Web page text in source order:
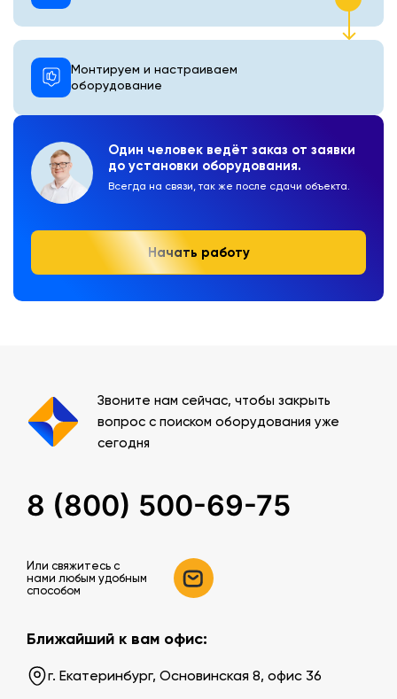
Один человек ведёт заказ от заявки
до установки оборудования.
Всегда на связи, так же после сдачи объекта.
Начать работу
Монтируем и настраиваем
оборудование
Звоните нам сейчас, чтобы закрыть
вопрос с поиском оборудования уже
сегодня
8 (800) 500-69-75
Или свяжитесь c
нами любым удобным
способом
Ближайший к вам офис:
г. Екатеринбург, Основинская 8, офис 36